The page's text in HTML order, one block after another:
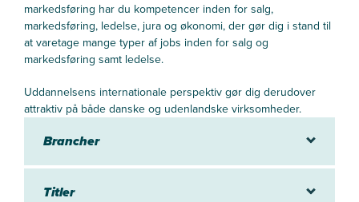
markedsføring har du kompetencer inden for salg,
markedsføring, ledelse, jura og økonomi, der gør dig i stand til
at varetage mange typer af jobs inden for salg og
markedsføring samt ledelse.
Uddannelsens internationale perspektiv gør dig derudover
attraktiv på både danske og udenlandske virksomheder.
Brancher
Titler